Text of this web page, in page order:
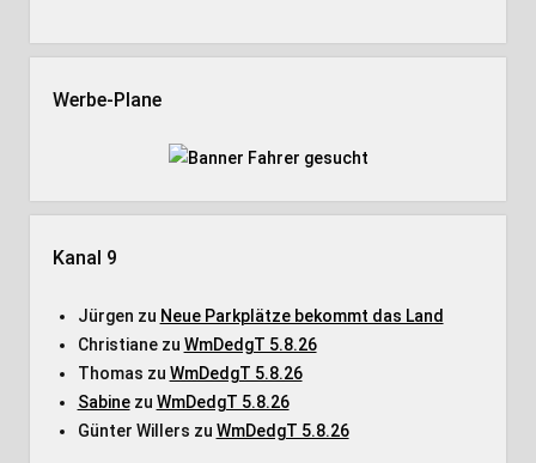
Werbe-Plane
Kanal 9
Jürgen zu Neue Parkplätze bekommt das Land
Christianezu WmDedgT 5.8.26
Thomas zu WmDedgT 5.8.26
Sabinezu WmDedgT 5.8.26
Günter Willers zu WmDedgT 5.8.26